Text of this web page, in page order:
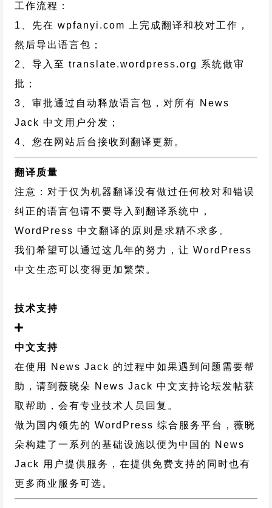
工作流程：
1、先在 wpfanyi.com 上完成翻译和校对工作，
然后导出语言包；
2、导入至 translate.wordpress.org 系统做审
批；
3、审批通过自动释放语言包，对所有 News
Jack 中文用户分发；
4、您在网站后台接收到翻译更新。
翻译质量
注意：对于仅为机器翻译没有做过任何校对和错误
纠正的语言包请不要导入到翻译系统中，
WordPress 中文翻译的原则 是求精不求多。
我们希望可以通过这几年的努力，让 WordPress
中文生态可以变得更加繁荣。
技术支持
中文支持
在使用 News Jack 的过程中如果遇到问题需要帮
助，请到薇晓朵 News Jack 中文支持论坛发帖获
取帮助，会有专业技术人员回复。
做为国内领先的 WordPress 综合服务平台，薇晓
朵构建了一系列的基础设施以便为中国的 News
Jack 用户提供服务，在提供免费支持的同时也有
更多商业服务可选。